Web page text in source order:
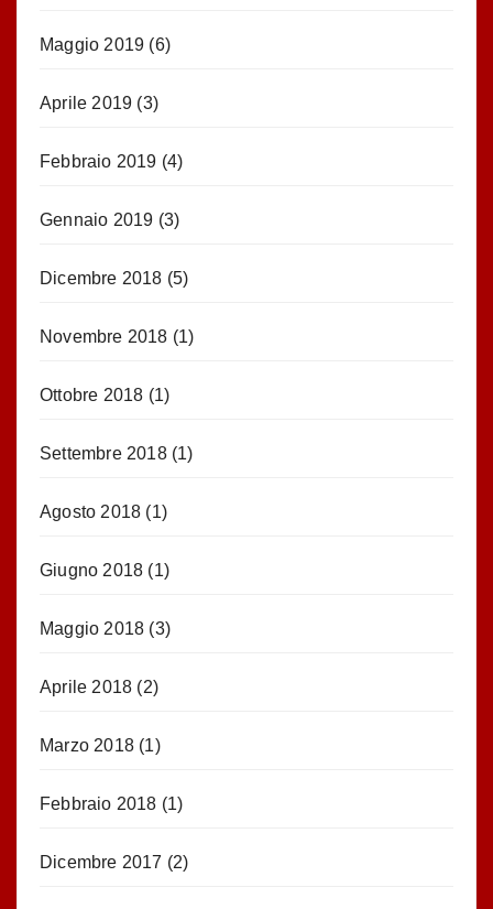
Maggio 2019 (6)
Aprile 2019 (3)
Febbraio 2019 (4)
Gennaio 2019 (3)
Dicembre 2018 (5)
Novembre 2018 (1)
Ottobre 2018 (1)
Settembre 2018(1)
Agosto 2018 (1)
Giugno 2018 (1)
Maggio 2018 (3)
Aprile 2018 (2)
Marzo 2018 (1)
Febbraio 2018 (1)
Dicembre 2017 (2)